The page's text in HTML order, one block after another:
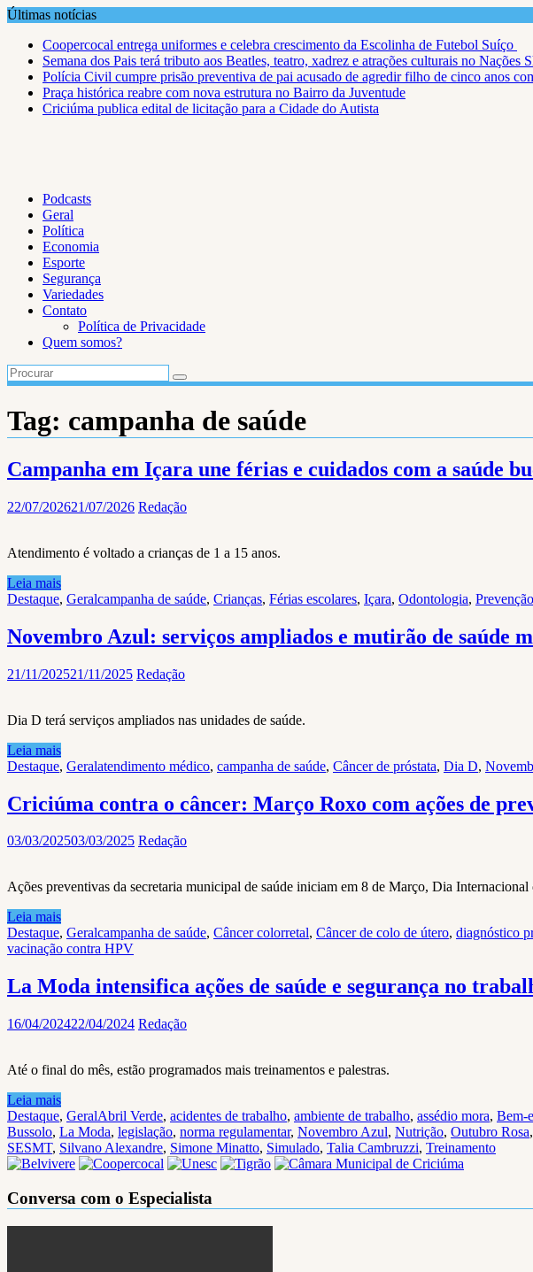
Skip
content
Últimas notícias
Coopercocal entrega uniformes e celebra crescimento da Escolinha de Futebol Suíço
Semana dos Pais terá tributo aos Beatles, teatro, xadrez e atrações culturais no Nações
Polícia Civil cumpre prisão preventiva de pai acusado de agredir filho de cinco anos
Praça histórica reabre com nova estrutura no Bairro da Juventude
Criciúma publica edital de licitação para a Cidade do Autista
Podcasts
Geral
Política
Economia
Esporte
Segurança
Variedades
Contato
Política de Privacidade
Quem somos?
Tag: campanha de saúde
Campanha em Içara une férias e cuidados com a saúde
22/07/202621/07/2026 Redação
Atendimento é voltado a crianças de 1 a 15 anos.
Leia mais
Destaque, Geralcampanha de saúde, Crianças, Férias escolares, Içara, Odontologia, Prevenção
Novembro Azul: serviços ampliados e mutirão de saúde
21/11/202521/11/2025 Redação
Dia D terá serviços ampliados nas unidades de saúde.
Leia mais
Destaque, Geralatendimento médico, campanha de saúde, Câncer de próstata, Dia D,
Criciúma contra o câncer: Março Roxo com ações de
03/03/202503/03/2025 Redação
Ações preventivas da secretaria municipal de saúde iniciam em 8 de Março, Dia Internacional
Leia mais
Destaque, Geralcampanha de saúde, Câncer colorretal, Câncer de colo de útero, diagnóstico
vacinação contra HPV
La Moda intensifica ações de saúde e segurança no
16/04/202422/04/2024 Redação
Até o final do mês, estão programados mais treinamentos e palestras.
Leia mais
Destaque, GeralAbril Verde, acidentes de trabalho, ambiente de trabalho, assédio mora, Bem-
Bussolo, La Moda, legislação, norma regulamentar, Novembro Azul, Nutrição, Outubro Rosa,
SESMT, Silvano Alexandre, Simone Minatto, Simulado, Talia Cambruzzi, Treinamento
Conversa com o Especialista